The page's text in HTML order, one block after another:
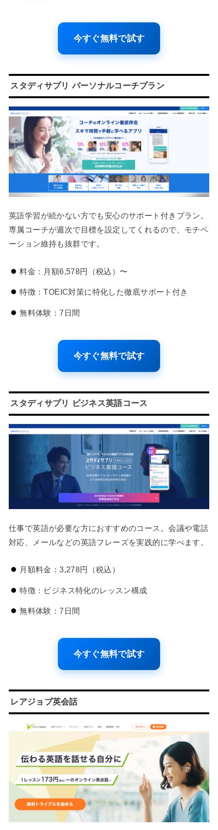
今すぐ無料で試す
スタディサプリ パーソナルコーチプラン
英語学習が続かない方でも安心のサポート付きプラン。
専属コーチが週次で目標を設定してくれるので、モチベ
ーション維持も抜群です。
料金：月額6,578円（税込）〜
特徴：TOEIC対策に特化した徹底サポート付き
無料体験：7日間
今すぐ無料で試す
スタディサプリ ビジネス英語コース
仕事で英語が必要な方におすすめのコース。会議や電話
対応、メールなどの英語フレーズを実践的に学べます。
月額料金：3,278円（税込）
特徴：ビジネス特化のレッスン構成
無料体験：7日間
今すぐ無料で試す
レアジョブ英会話